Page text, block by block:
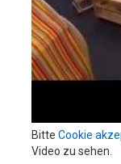
Bitte Cookie
Video zu sehen.